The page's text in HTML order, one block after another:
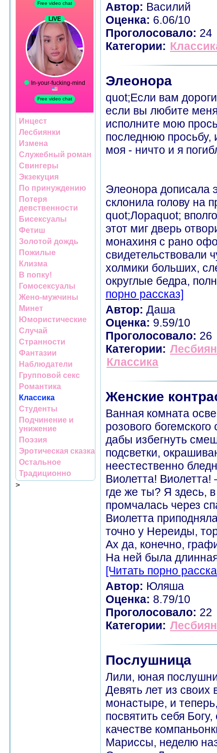
Инцест
Лесбиянки
Измена
Служебный роман
Свингеры
Экзекуция
По принуждению
Потеря
девственности
Бисексуалы
Фетиш
Золотой дождь
Пожилые
Клизма
В попку!
Гомосексуалы
Жено-мужчины
Минет
Юмористические
Случай
Странности
Фантазии
Наблюдатели
Групповой секс
Романтика
Классика
Студенты
Подчинение и
унижение
Поэзия
Эротическая сказка
Остальное
Традиционно
>
Автор: Василий
Оценка: 6.06/10
Проголосовало: 24
Категории:
Элеонора
quot;Если вам
если вы любите
исполните мою
последнюю просьбу,
моя - ничто и я
Элеонора дописала
склонила голову на
quot;Лораquot;
этот миг дверь
монахиня с рано
свидетельствовали
холмики больших,
округлые бедра,
порно рассказ]
Автор: Даша
Оценка: 9.59/10
Проголосовало: 26
Категории:
Классика
Женские
Ванная комната
розового
дабы избегнуть
подсветки,
неестественно
Виолетта!
где же ты? Я здесь,
промчалась через
Виолетта
точно у Нереиды,
Ах да, конечно,
На ней была
[Читать порно
Автор: Юляша
Оценка: 8.79/10
Проголосовало: 22
Категории:
Послушница
Лили, юная
Девять лет из своих
монастыре, и
посвятить себя
качестве
Мариссы, неделю